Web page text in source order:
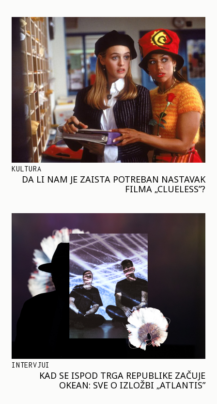
KULTURA
DA LI NAM JE ZAISTA POTREBAN NASTAVAK
FILMA „CLUELESS”?
INTERVJUI
KAD SE ISPOD TRGA REPUBLIKE ZAČUJE
OKEAN: SVE O IZLOŽBI „ATLANTIS”